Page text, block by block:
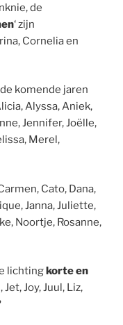
de
‘ zijn
Cornelia en
komende jaren
Alyssa, Aniek,
Jennifer, Joëlle,
Merel,
Cato, Dana,
Janna, Juliette,
Noortje, Rosanne,
lichtingkorte en
Jet, Joy, Juul, Liz,